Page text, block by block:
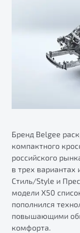
Яркий кроссовер
от 2 219 990 ₽*
В
S50
Элегантный и
от 1 699 990 ₽*
Расчет КАСКО
Узнайте о
автомобиля
Belgee Клуб
Помощь на дорогах
Правовая
Бренд Belgee
компактного
российского
в трех вариантах
Стиль/Style и
модели X50
пополнился
повышающими
комфорта.